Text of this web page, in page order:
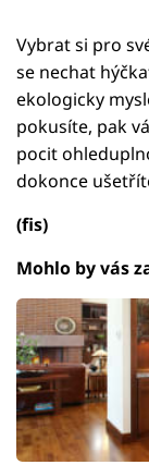
Vybrat si pro
se nechat
ekologicky
pokusíte, pak
pocit
dokonce
(fis)
Mohlo by vás